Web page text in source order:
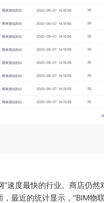
”速度最快的行业。商店仍
最近的统计显示，“BIM